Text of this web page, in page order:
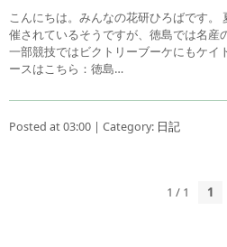
こんにちは。みんなの花研ひろばです。
催されているそうですが、徳島では名産
一部競技ではビクトリーブーケにもケ
ースはこちら：徳島…
Posted at 03:00 | Category: 日記
1 / 1 1